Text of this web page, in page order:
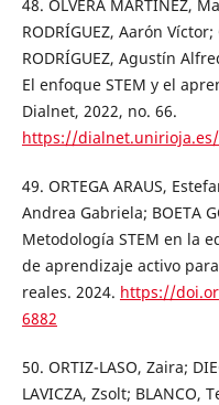
48. OLVERA MARTÍNEZ,
RODRÍGUEZ, Aarón Víctor;
RODRÍGUEZ, Agustín
El enfoque STEM y el
Dialnet, 2022, no. 66.
https://
49. ORTEGA ARAUS,
Andrea Gabriela; BOETA
Metodología STEM en la
de aprendizaje activo
reales. 2024. https://
6882
50. ORTIZ-LASO, Zaira;
LAVICZA, Zsolt; BLANCO,